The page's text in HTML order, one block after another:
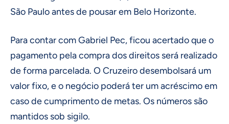
São Paulo antes de pousar em Belo Horizonte.
Para contar com Gabriel Pec, ficou acertado que o
pagamento pela compra dos direitos será realizado
de forma parcelada. O Cruzeiro desembolsará um
valor fixo, e o negócio poderá ter um acréscimo em
caso de cumprimento de metas. Os números são
mantidos sob sigilo.